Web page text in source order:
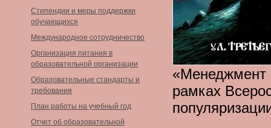
Стипендии и меры поддержки
обучающихся
Международное сотрудничество
Организация питания в
образовательной организации
Образовательные стандарты и
требования
План работы на учебный год
Отчет об образовательной
«Менеджмент
рамках